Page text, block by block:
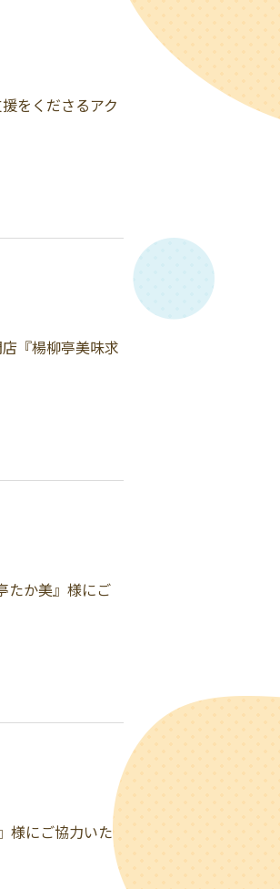
をくださるアク
『楊柳亭美味求
たか美』様にご
様にご協力いた